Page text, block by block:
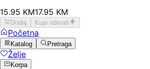
15.95 KM17.95 KM
Dodaj Kupi odmah
Početna
Katalog Pretraga
Želje
Korpa